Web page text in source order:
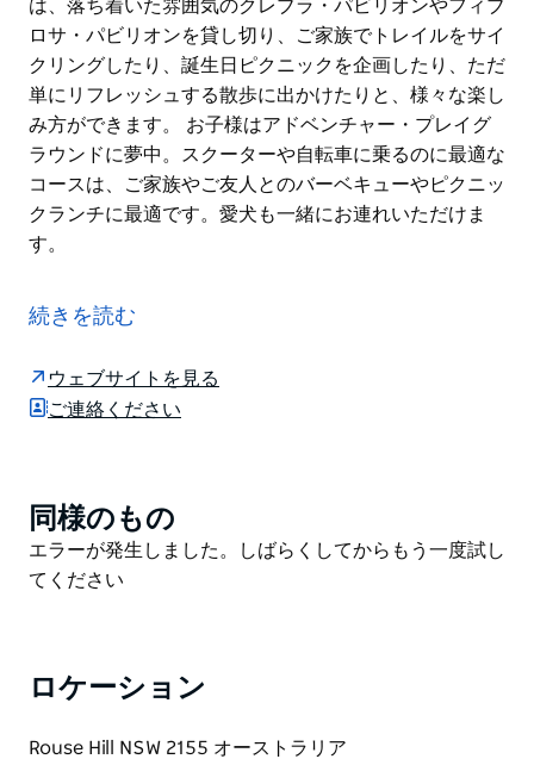
は、落ち着いた雰囲気のクレブラ・パビリオンやフィブ
ロサ・パビリオンを貸し切り、ご家族でトレイルをサイ
クリングしたり、誕生日ピクニックを企画したり、ただ
単にリフレッシュする散歩に出かけたりと、様々な楽し
み方ができます。 お子様はアドベンチャー・プレイグ
ラウンドに夢中。スクーターや自転車に乗るのに最適な
コースは、ご家族やご友人とのバーベキューやピクニッ
クランチに最適です。愛犬も一緒にお連れいただけま
す。
住民にも観光客にも素晴らしい場所です。特別な日に
は、落ち着いた雰囲気のクレブラ・パビリオンやフィブ
クリングしたり、誕生日ピクニックを企画したり、ただ
単にリフレッシュする散歩に出かけたりと、様々な楽し
クーターや自転車に乗るのに最適なコースは、ご家族や
ご友人とのバーベキューやピクニックランチに最適で
す。愛犬も一緒にお連れいただけます。
続きを読む
ウェブサイトを見る
ご連絡ください
Product
List
同様のもの
Product
List
エラーが発生しました。しばらくしてからもう一度試し
てください
ロケーション
Rouse Hill NSW 2155 オーストラリア